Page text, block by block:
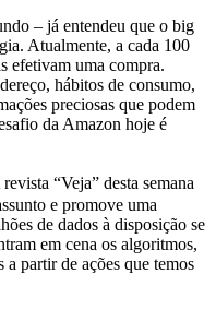
– já entendeu que o big
Atualmente, a cada 100
efetivam uma compra.
hábitos de consumo,
preciosas que podem
da Amazon hoje é
“Veja” desta semana
e promove uma
de dados à disposição se
em cena os algoritmos,
a partir de ações que temos